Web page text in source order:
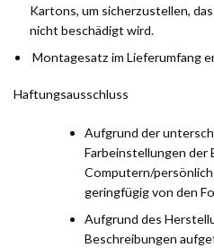
Kartons, um sicherzustellen,
nicht beschädigt wird.
Montagesatz im Lieferumfang
Haftungsausschluss
Aufgrund der
Farbeinstellungen der
Computern/
geringfügig von den
Aufgrund des
Beschreibungen